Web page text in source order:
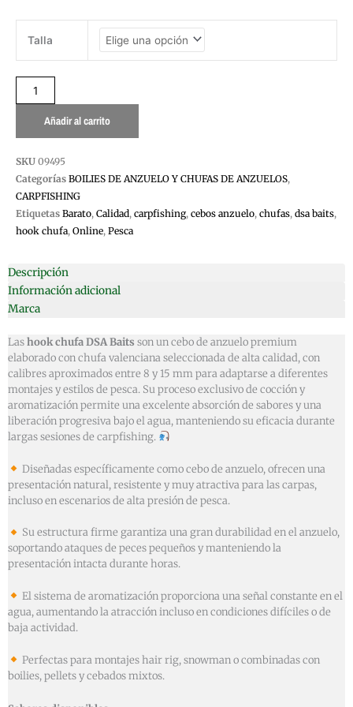
Talla
CHUFA
DSA
BAITS
cantidad
Añadir al carrito
SKU 09495
Categorías BOILIES DE ANZUELO Y CHUFAS DE ANZUELOS,
CARPFISHING
Etiquetas Barato, Calidad, carpfishing, cebos anzuelo, chufas, dsa baits,
hook chufa, Online, Pesca
Descripción
Información adicional
Marca
Lashook chufa DSA Baits son un cebo de anzuelo premium
elaborado con chufa valenciana seleccionada de alta calidad, con
calibres aproximados entre 8 y 15 mm para adaptarse a diferentes
montajes y estilos de pesca. Su proceso exclusivo de cocción y
aromatización permite una excelente absorción de sabores y una
liberación progresiva bajo el agua, manteniendo su eficacia durante
largas sesiones de carpfishing.
Diseñadas específicamente como cebo de anzuelo, ofrecen una
presentación natural, resistente y muy atractiva para las carpas,
incluso en escenarios de alta presión de pesca.
Su estructura firme garantiza una gran durabilidad en el anzuelo,
soportando ataques de peces pequeños y manteniendo la
presentación intacta durante horas.
El sistema de aromatización proporciona una señal constante en el
agua, aumentando la atracción incluso en condiciones difíciles o de
baja actividad.
Perfectas para montajes hair rig, snowman o combinadas con
boilies, pellets y cebados mixtos.